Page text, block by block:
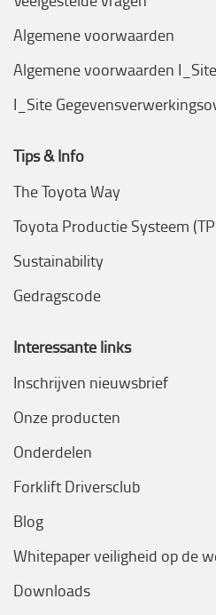
Algemene voorwaarden
Algemene voorwaarden I_Site
I_Site
Tips & Info
The Toyota Way
Toyota Productie Systeem
Sustainability
Gedragscode
Interessante links
Inschrijven nieuwsbrief
Onze producten
Onderdelen
Forklift Driversclub
Blog
Whitepaper veiligheid op de
Downloads